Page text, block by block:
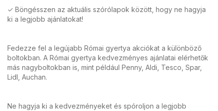
✓ Böngésszen az aktuális szórólapok között, hogy ne hagyja
ki a legjobb ajánlatokat!
Fedezze fel a legújabb Római gyertya akciókat a különböző
boltokban. A Római gyertya kedvezményes ajánlatai elérhetők
más nagyboltokban is, mint például Penny, Aldi, Tesco, Spar,
Lidl, Auchan.
Ne hagyja ki a kedvezményeket és spóroljon a legjobb